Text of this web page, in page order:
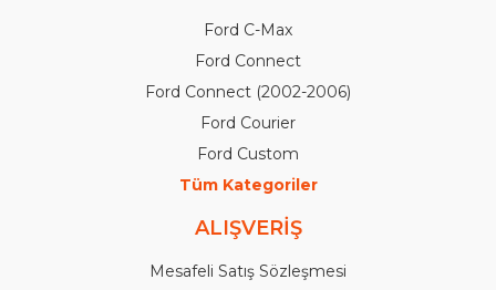
Ford C-Max
Ford Connect
Ford Connect (2002-2006)
Ford Courier
Ford Custom
Tüm Kategoriler
ALIŞVERİŞ
Mesafeli Satış Sözleşmesi